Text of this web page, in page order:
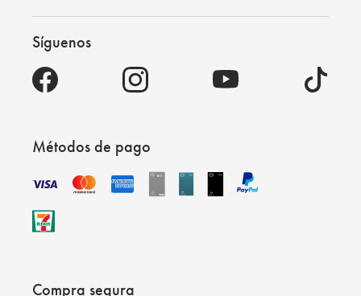
Síguenos
Métodos de pago
Compra segura